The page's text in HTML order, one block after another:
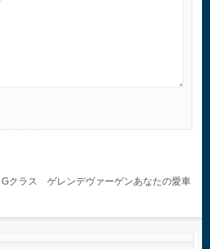
Gクラス ゲレンデヴァーゲンあなたの愛車